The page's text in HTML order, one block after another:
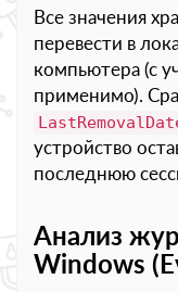
Все значения
перевести в
компьютера (с
применимо).
устройство
последнюю
Анализ
Windows